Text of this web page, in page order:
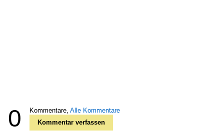
0 Kommentare, Alle Kommentare
Kommentar verfassen